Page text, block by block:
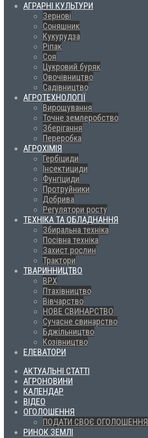
АГРАРНІ КУЛЬТУРИ
Зернові
Соняшник
Кукурудза
Ріпак
Соя
Цукровий буряк
Овочівництво
Садівництво
АГРОТЕХНОЛОГІЇ
Вирощування
Точне землеробство
Зберігання
Переробка
АГРОХІМІЯ
Гербіциди
Інсектициди
Фунгіциди
Протруйники
Добрива
Регулятори росту
ТЕХНІКА ТА ОБЛАДНАННЯ
Збиральна техніка
Посівна техніка
Захист рослин
Трактори
ТВАРИННИЦТВО
ВРХ
Птахівництво
Вівчарство
НОВЕ СВИНАРСТВО
Сучасне свинарство
Бджільництво
Козівництво
ЕЛЕВАТОРИ
АКТУАЛЬНІ СТАТТІ
АГРОНОВИНИ
КАЛЕНДАР
ВІДЕО
ОГОЛОШЕННЯ
ПОДАТИ СВОЄ ОГОЛОШЕННЯ
РИНОК ЗЕМЛІ